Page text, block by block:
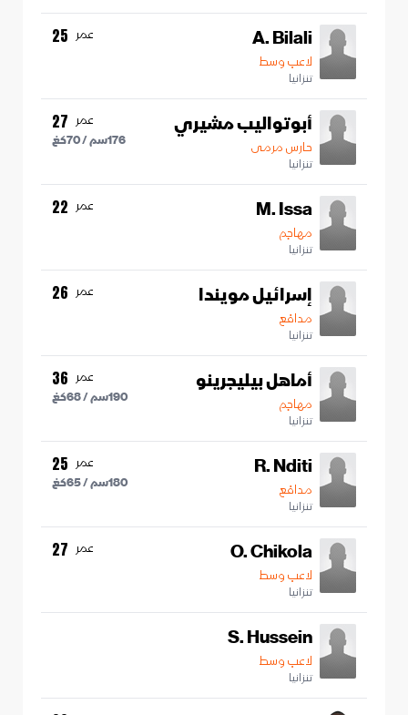
A. Bilali
لاعب وسط
تنزانيا
عمر 25
أبوتواليب مشيري
حارس مرمى
تنزانيا
عمر 27
176سم /70كغ
M. Issa
مهاجم
تنزانيا
عمر 22
إسرائيل مويندا
مدافع
تنزانيا
عمر 26
أماهل بيليجرينو
مهاجم
تنزانيا
عمر 36
190سم /68كغ
R. Nditi
مدافع
تنزانيا
عمر 25
180سم /65كغ
O. Chikola
لاعب وسط
تنزانيا
عمر 27
S. Hussein
لاعب وسط
تنزانيا